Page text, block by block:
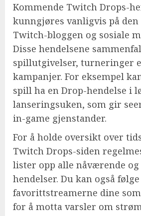
Kommende Twitch Drops-
kunngjøres vanligvis på
Twitch-bloggen og sosiale
Disse hendelsene
spillutgivelser, turneringer
kampanjer. For eksempel
spill ha en Drop-hendelse i
lanseringsuken, som gir
in-game gjenstander.
For å holde oversikt over
Twitch Drops-siden
lister opp alle nåværende
hendelser. Du kan også følge
favorittstreamerne dine
for å motta varsler om